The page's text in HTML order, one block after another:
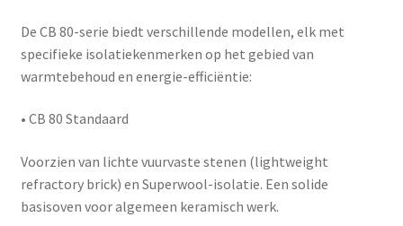
De CB 80-serie biedt verschillende modellen, elk met
specifieke isolatiekenmerken op het gebied van
warmtebehoud en energie-efficiëntie:
• CB 80 Standaard
Voorzien van lichte vuurvaste stenen (lightweight
refractory brick) en Superwool-isolatie. Een solide
basisoven voor algemeen keramisch werk.